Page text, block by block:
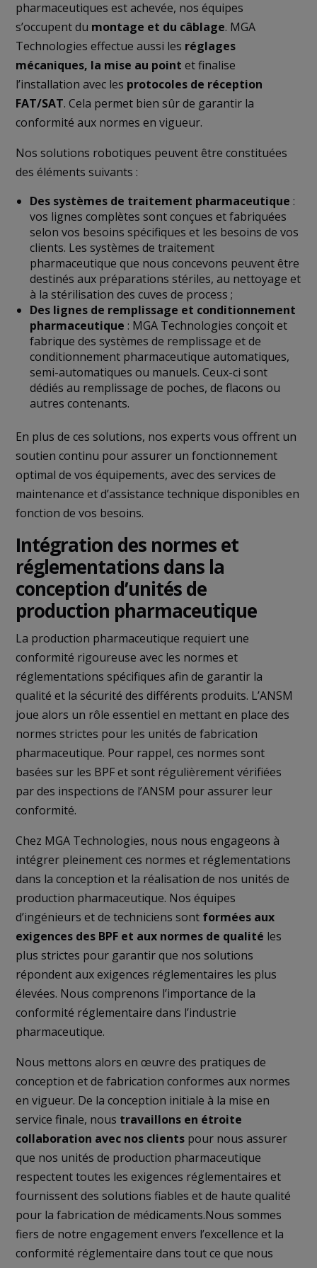
pharmaceutiques est achevée, nos équipes
s’occupent du montage et du câblage. MGA
Technologies effectue aussi les réglages
mécaniques, la mise au point et finalise
l’installation avec les protocoles de réception
FAT/SAT. Cela permet bien sûr de garantir la
conformité aux normes en vigueur.
Nos solutions robotiques peuvent être constituées
des éléments suivants :
Des systèmes de traitement pharmaceutique :
vos lignes complètes sont conçues et fabriquées
selon vos besoins spécifiques et les besoins de vos
clients. Les systèmes de traitement
pharmaceutique que nous concevons peuvent être
destinés aux préparations stériles, au nettoyage et
à la stérilisation des cuves de process ;
Des lignes de remplissage et conditionnement
pharmaceutique : MGA Technologies conçoit et
fabrique des systèmes de remplissage et de
conditionnement pharmaceutique automatiques,
semi-automatiques ou manuels. Ceux-ci sont
dédiés au remplissage de poches, de flacons ou
autres contenants.
En plus de ces solutions, nos experts vous offrent un
soutien continu pour assurer un fonctionnement
optimal de vos équipements, avec des services de
maintenance et d’assistance technique disponibles en
fonction de vos besoins.
Intégration des normes et
réglementations dans la
conception d’unités de
production pharmaceutique
La production pharmaceutique requiert une
conformité rigoureuse avec les normes et
réglementations spécifiques afin de garantir la
qualité et la sécurité des différents produits. L’ANSM
joue alors un rôle essentiel en mettant en place des
normes strictes pour les unités de fabrication
pharmaceutique. Pour rappel, ces normes sont
basées sur les BPF et sont régulièrement vérifiées
par des inspections de l’ANSM pour assurer leur
conformité.
Chez MGA Technologies, nous nous engageons à
intégrer pleinement ces normes et réglementations
dans la conception et la réalisation de nos unités de
production pharmaceutique. Nos équipes
d’ingénieurs et de techniciens sont formées aux
exigences des BPF et aux normes de qualité les
plus strictes pour garantir que nos solutions
répondent aux exigences réglementaires les plus
élevées. Nous comprenons l’importance de la
conformité réglementaire dans l’industrie
pharmaceutique.
Nous mettons alors en œuvre des pratiques de
conception et de fabrication conformes aux normes
en vigueur. De la conception initiale à la mise en
service finale, nous travaillons en étroite
collaboration avec nos clients pour nous assurer
que nos unités de production pharmaceutique
respectent toutes les exigences réglementaires et
fournissent des solutions fiables et de haute qualité
pour la fabrication de médicaments.Nous sommes
fiers de notre engagement envers l’excellence et la
conformité réglementaire dans tout ce que nous